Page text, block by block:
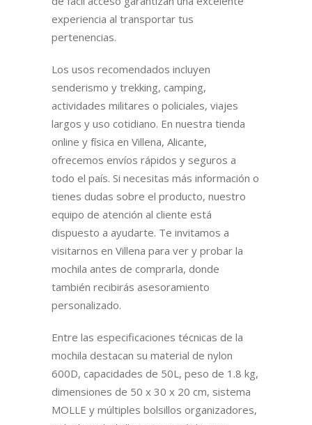
experiencia al transportar tus
pertenencias.
Los usos recomendados incluyen
senderismo y trekking, camping,
actividades militares o policiales, viajes
largos y uso cotidiano. En nuestra tienda
online y física en Villena, Alicante,
ofrecemos envíos rápidos y seguros a
todo el país. Si necesitas más información o
tienes dudas sobre el producto, nuestro
equipo de atención al cliente está
dispuesto a ayudarte. Te invitamos a
visitarnos en Villena para ver y probar la
mochila antes de comprarla, donde
también recibirás asesoramiento
personalizado.
Entre las especificaciones técnicas de la
mochila destacan su material de nylon
600D, capacidades de 50L, peso de 1.8 kg,
dimensiones de 50 x 30 x 20 cm, sistema
MOLLE y múltiples bolsillos organizadores,